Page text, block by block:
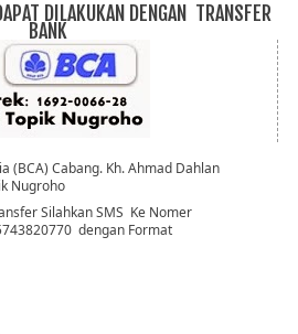
DILAKUKAN DENGAN TRANSFER
BANK
(BCA) Cabang. Kh. Ahmad Dahlan
Nugroho
Silahkan SMS Ke Nomer
dengan Format